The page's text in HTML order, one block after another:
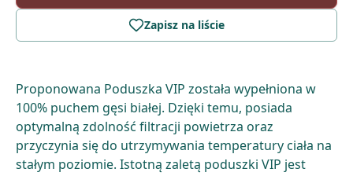
Zapisz na liście
Proponowana Poduszka VIP została wypełniona w
100% puchem gęsi białej. Dzięki temu, posiada
optymalną zdolność filtracji powietrza oraz
przyczynia się do utrzymywania temperatury ciała na
stałym poziomie. Istotną zaletą poduszki VIP jest